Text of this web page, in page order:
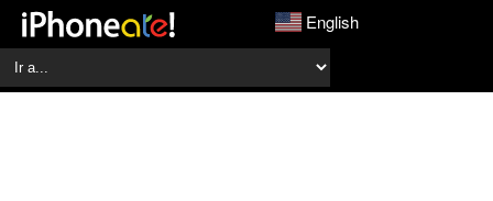
English